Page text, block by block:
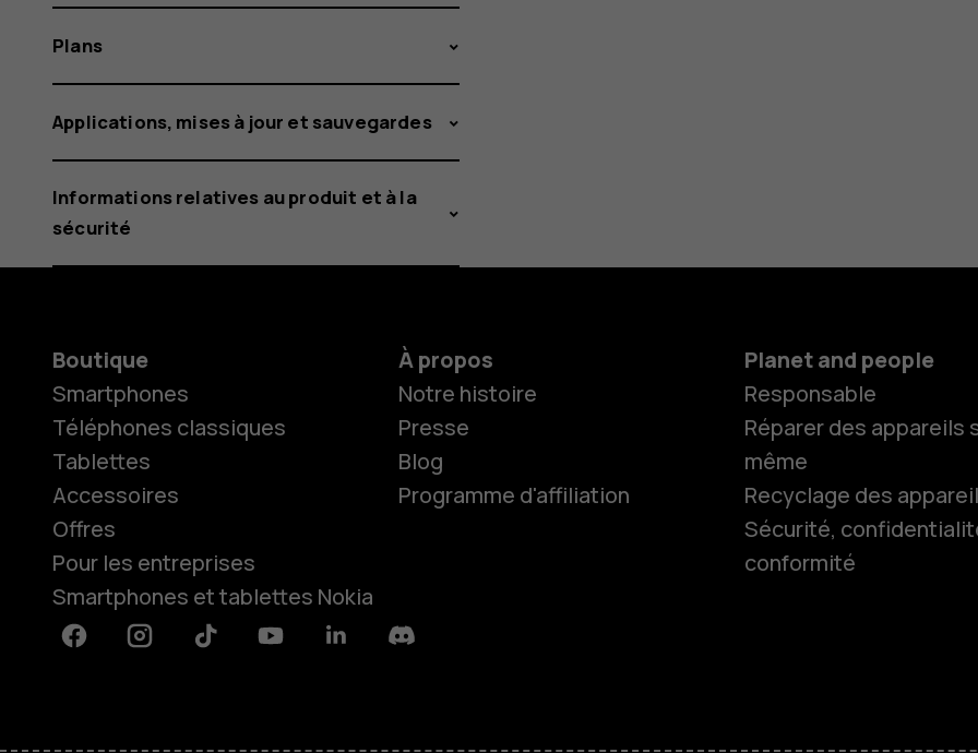
Plans
Applications, mises à jour et sauvegardes
Informations relatives au produit et à la
sécurité
Boutique
Smartphones
Téléphones classiques
Tablettes
Accessoires
Offres
Pour les entreprises
Smartphones et tablettes Nokia
À propos
Notre histoire
Presse
Blog
Programme d'affiliation
Planet and people
Responsable
Réparer des appareils
même
Recyclage des
Sécurité,
conformité
FacebookInstagramTiktok YoutubeLinkedinDiscord